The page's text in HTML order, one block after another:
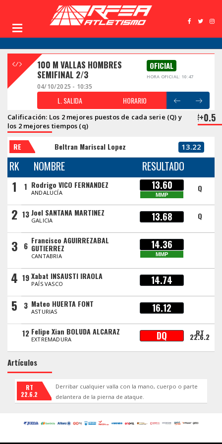
100 M VALLAS HOMBRES
SEMIFINAL 2/3
OFICIAL
HORA OFICIAL: 10:47
04/10/2025 - 10:35
L. SALIDA HORARIO
Calificación: Los 2 mejores puestos de cada serie (Q) y
los 2 mejores tiempos (q)
+0.5
RE Beltran Mariscal Lopez 13.22
RK NOMBRE RESULTADO
1 1 Rodrigo VICO FERNANDEZ
ANDALUCÍA
13.60
MMP
Q
2 13Joel SANTANA MARTINEZ
GALICIA 13.68 Q
3 6
Francisco AGUIRREZABAL
GUTIERREZ
CANTABRIA
14.36
MMP
4 19Xabat INSAUSTI IRAOLA
PAÍS VASCO 14.74
5 3 Mateo HUERTA FONT
ASTURIAS 16.12
12 Felipe Xian BOLUDA ALCARAZ
EXTREMADURA DQ RT
22.6.2
Artículos
RT
22.6.2
Derribar cualquier valla con la mano, cuerpo o parte
delantera de la pierna de ataque.